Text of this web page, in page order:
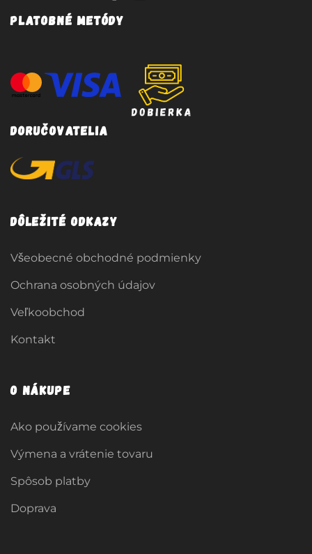
Platobné metódy
Doručovatelia
Dôležité odkazy
Všeobecné obchodné podmienky
Ochrana osobných údajov
Veľkoobchod
Kontakt
O nákupe
Ako používame cookies
Výmena a vrátenie tovaru
Spôsob platby
Doprava